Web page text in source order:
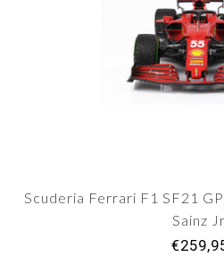
Scuderia Ferrari F1 SF21
Sainz